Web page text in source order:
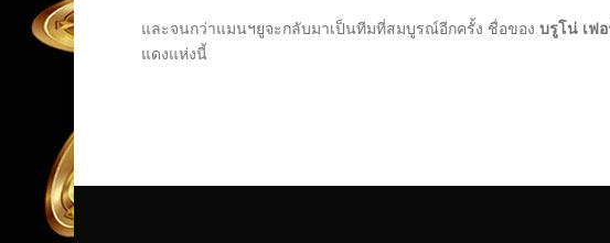
และจนกว่าแมนฯยูจะกลับมาเป็นทีมที่สมบูรณ์อีกครั้ง ชื่อของ บรูโน่ เฟ
แดงแห่งนี้